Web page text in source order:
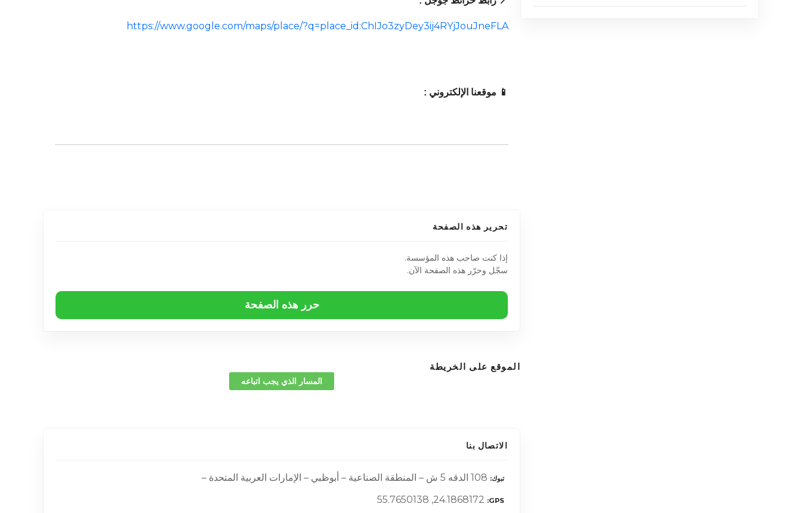
https://www.google.com/maps/place/?q=place_id:ChIJo3zyDey3ij4RYjJouJneFLA
📱 موقعنا الإلكتروني :
تحرير هذه الصفحة
إذا كنت صاحب هذه المؤسسة.
سجّل وحرّر هذه الصفحة الآن.
حرر هذه الصفحة
الموقع على الخريطة
المسار الذي يجب اتباعه
الاتصال بنا
تبوك 108 الدقه 5 ش – المنطقة الصناعية – أبوظبي – الإمارات العربية المتحدة –
GPS
24.1868172, 55.7650138